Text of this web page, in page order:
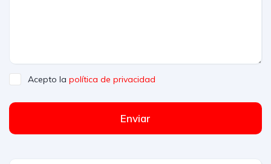
Acepto la política de privacidad
Enviar